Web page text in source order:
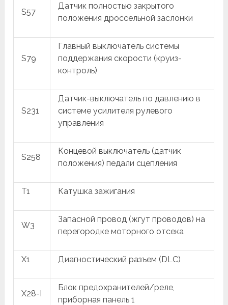
S57
Датчик полностью закрытого
положения дроссельной заслонки
S79
Главный выключатель системы
поддержания скорости (круиз-
контроль)
S231
Датчик-выключатель по давлению в
системе усилителя рулевого
управления
S258
Концевой выключатель (датчик
положения) педали сцепления
T1 Катушка зажигания
W3
Запасной провод (жгут проводов) на
перегородке моторного отсека
X1 Диагностический разъем (DLC)
X28-I
Блок предохранителей/реле,
приборная панель 1